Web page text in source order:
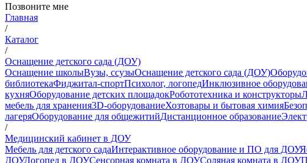
Позвоните мне
Главная
/
Каталог
/
Оснащение детского сада (ДОУ)
Оснащение школыВузы, ссузыОснащение детского сада (ДОУ)
библиотекаФиджитал-спортПсихолог, логопедИнклюзивное
кухняОборудование детских площадокРобототехника и конструкторы
мебель для хранения3D-оборудованиеХозтовары и бытовая химия
лагеряОборудование для общежитийДистанционное образование
/
Медицинский кабинет в ДОУ
Мебель для детского садаИнтерактивное оборудование и ПО для ДОУ
ДОУЛогопед в ДОУСенсорная комната в ДОУСоляная комната в ДОУ